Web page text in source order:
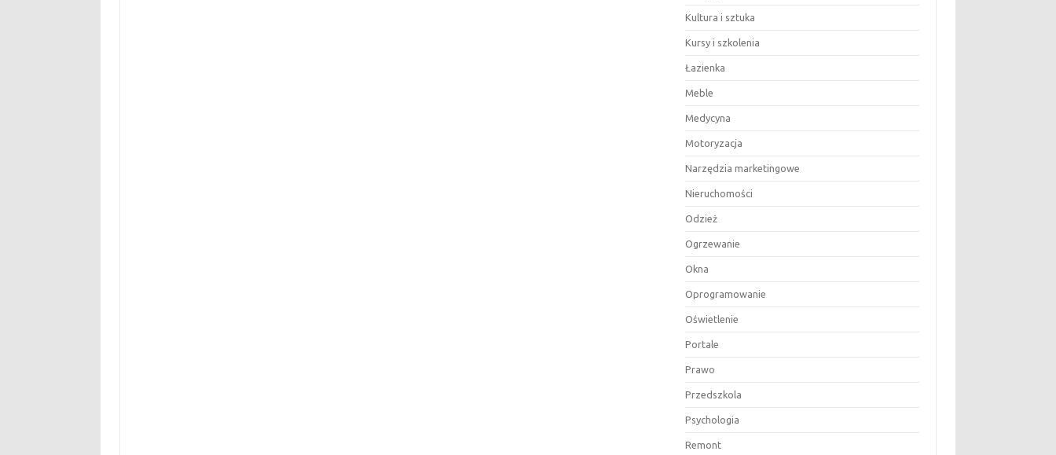
Kultura i sztuka
Kursy i szkolenia
Łazienka
Meble
Medycyna
Motoryzacja
Narzędzia marketingowe
Nieruchomości
Odzież
Ogrzewanie
Okna
Oprogramowanie
Oświetlenie
Portale
Prawo
Przedszkola
Psychologia
Remont